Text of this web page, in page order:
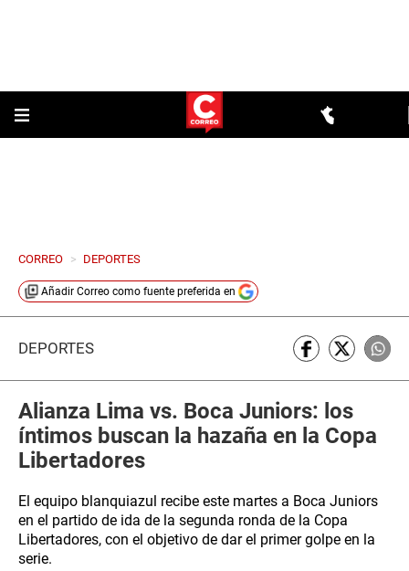
CORREO > DEPORTES
Añadir Correo como fuente preferida en
DEPORTES
Alianza Lima vs. Boca Juniors: los
íntimos buscan la hazaña en la Copa
Libertadores
El equipo blanquiazul recibe este martes a Boca Juniors
en el partido de ida de la segunda ronda de la Copa
Libertadores, con el objetivo de dar el primer golpe en la
serie.